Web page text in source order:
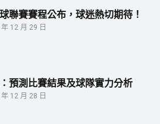
聯賽賽程公布，球迷熱切期待！
12 月 29 日
預測比賽結果及球隊實力分析
12 月 28 日